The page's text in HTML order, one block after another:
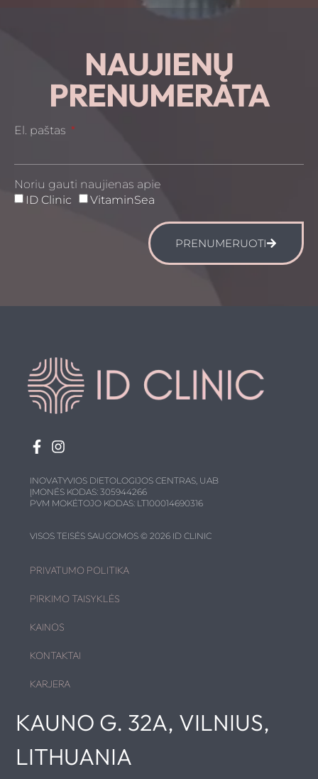
NAUJIENŲ
PRENUMERATA
El. paštas
Noriu gauti naujienas apie
ID Clinic
VitaminSea
PRENUMERUOTI
INOVATYVIOS DIETOLOGIJOS CENTRAS, UAB
ĮMONĖS KODAS: 305944266
PVM MOKĖTOJO KODAS: LT100014690316
VISOS TEISĖS SAUGOMOS © 2026 ID CLINIC
PRIVATUMO POLITIKA
PIRKIMO TAISYKLĖS
KAINOS
KONTAKTAI
KARJERA
KAUNO G. 32A, VILNIUS,
LITHUANIA